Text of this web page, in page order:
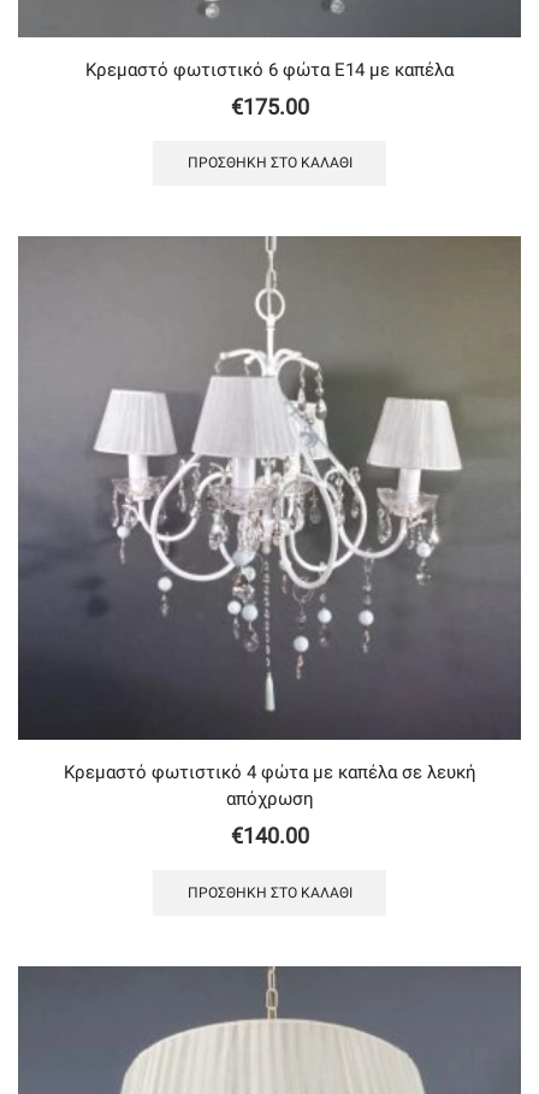
Κρεμαστό φωτιστικό 6 φώτα Ε14 με καπέλα
€175.00
ΠΡΟΣΘΉΚΗ ΣΤΟ ΚΑΛΆΘΙ
Κρεμαστό φωτιστικό 4 φώτα με καπέλα σε λευκή
απόχρωση
€140.00
ΠΡΟΣΘΉΚΗ ΣΤΟ ΚΑΛΆΘΙ